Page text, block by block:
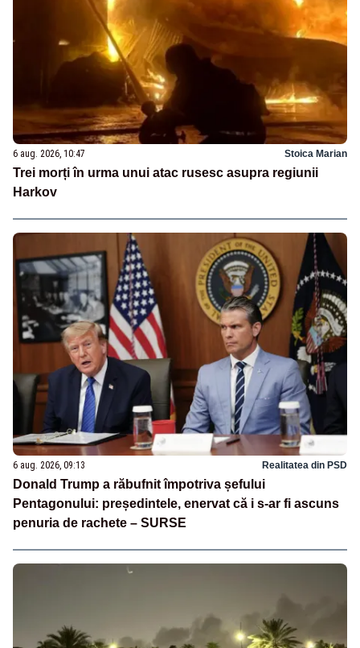
6 aug. 2026, 10:47 Stoica Marian
Trei morți în urma unui atac rusesc asupra regiunii
Harkov
6 aug. 2026, 09:13 Realitatea din PSD
Donald Trump a răbufnit împotriva șefului
Pentagonului: președintele, enervat că i s-ar fi ascuns
penuria de rachete – SURSE